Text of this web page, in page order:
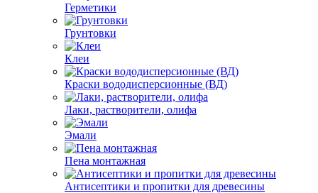
Герметики
Грунтовки
Клеи
Краски вододисперсионные (ВД)
Лаки, растворители, олифа
Эмали
Пена монтажная
Антисептики и пропитки для древесины